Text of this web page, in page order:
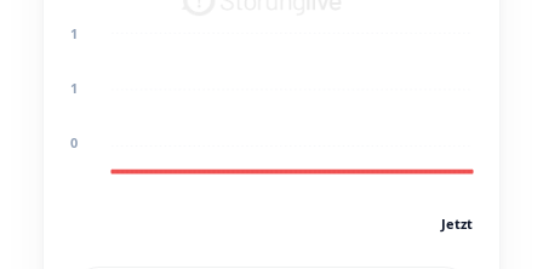
1
1
0
Jetzt